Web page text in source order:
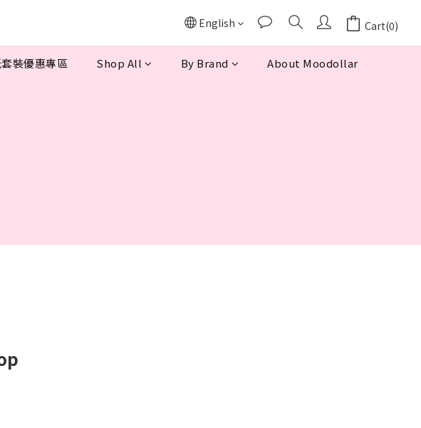
English Cart(0)
裝優惠專區 Shop All By Brand About Moodollar